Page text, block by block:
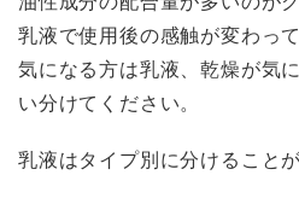
乳液で使用後の感触が変わっ
気になる方は乳液、乾燥が気
い分けてください。
乳液はタイプ別に分けることが